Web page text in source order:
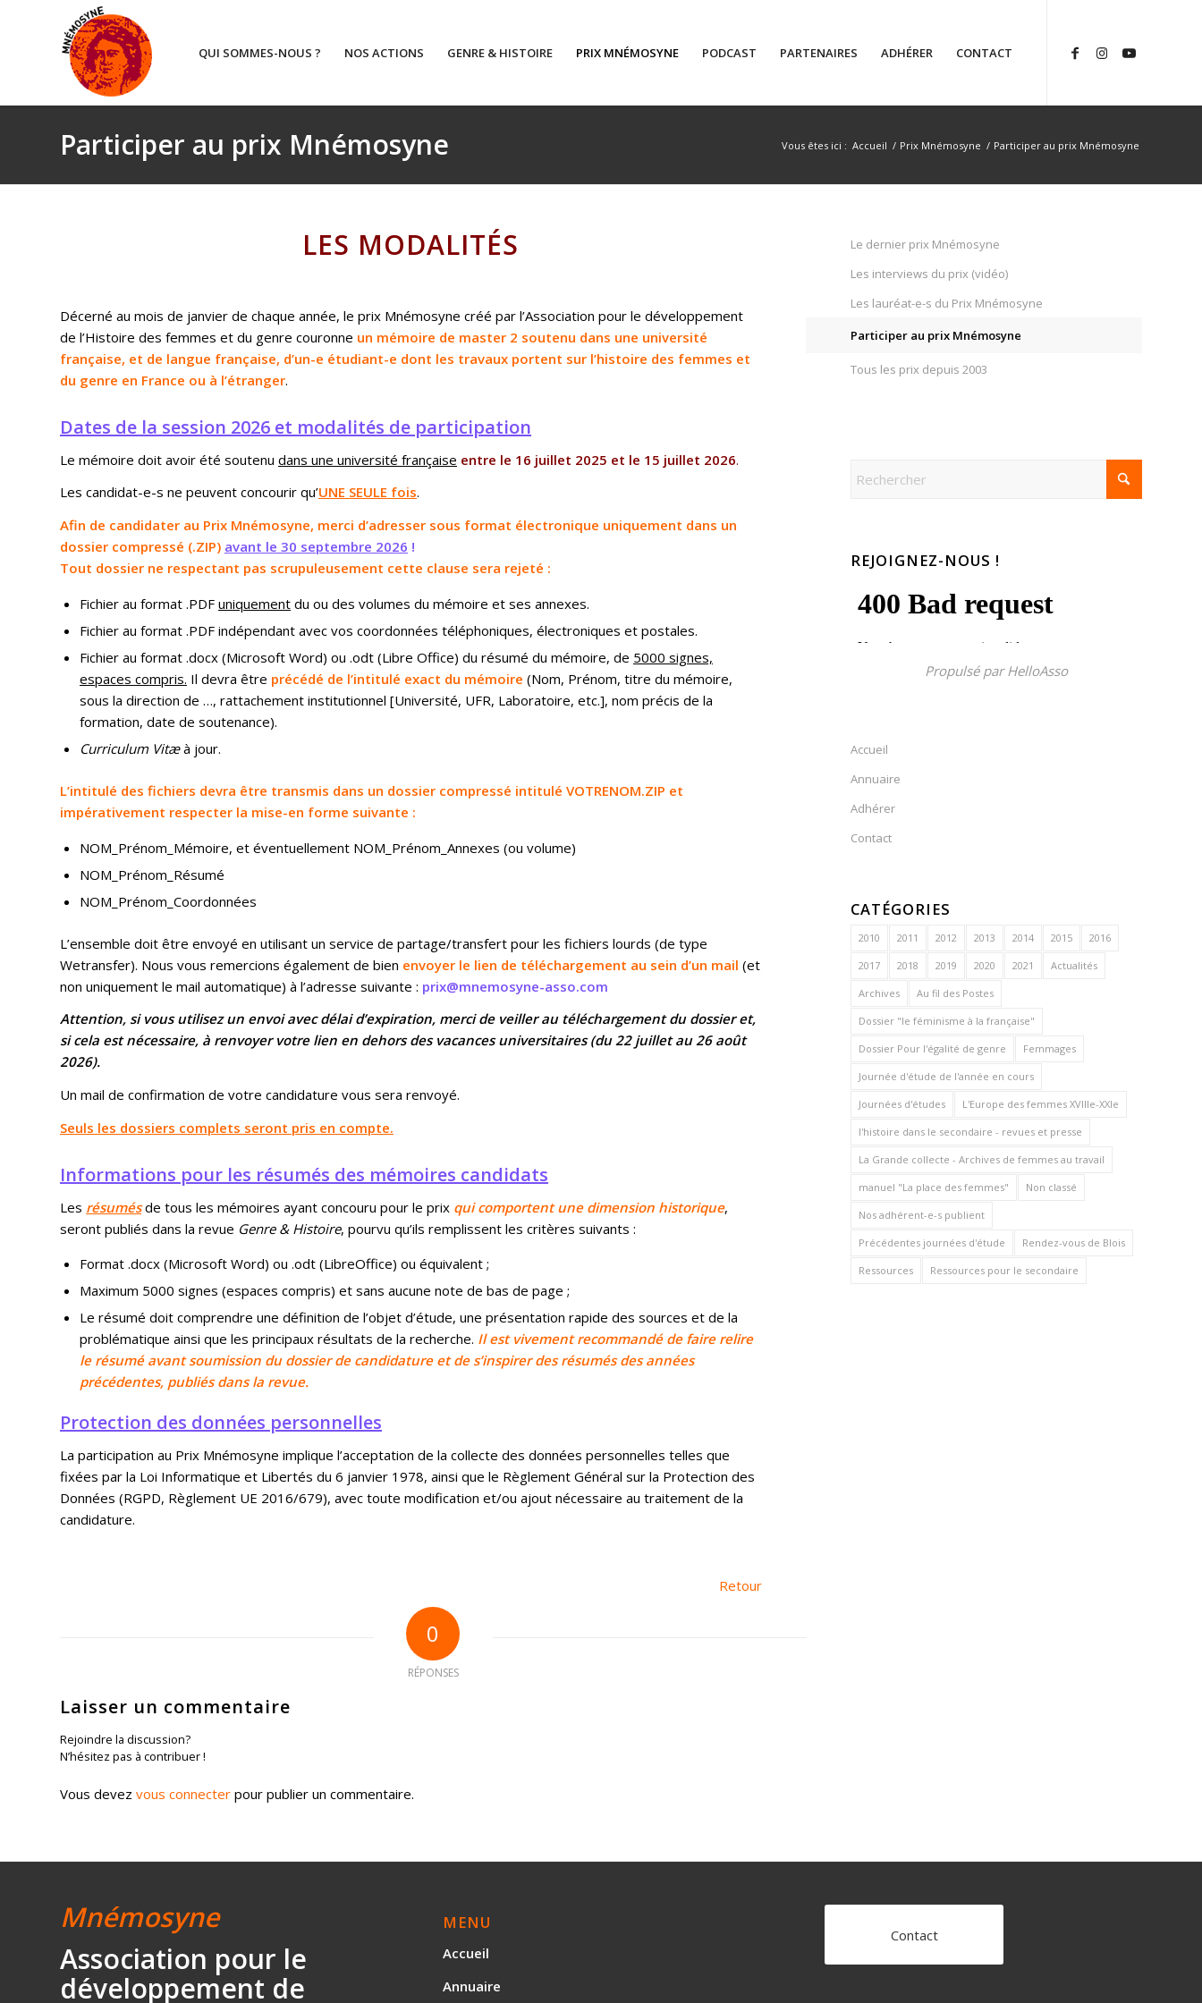
QUI SOMMES-NOUS ? NOS ACTIONS GENRE & HISTOIRE PRIX MNÉMOSYNE PODCAST PARTENAIRES ADHÉRER CONTACT
Participer au prix Mnémosyne Vous êtes ici : Accueil / Prix Mnémosyne / Participer au prix Mnémosyne
LES MODALITÉS
Décerné au mois de janvier de chaque année, le prix Mnémosyne créé par l’Association pour le développement
de l’Histoire des femmes et du genre couronne un mémoire de master 2 soutenu dans une université
française, et de langue française, d’un-e étudiant-e dont les travaux portent sur l’histoire des femmes et
du genre en France ou à l’étranger.
Dates de la session 2026 et modalités de participation
Le mémoire doit avoir été soutenu dans une université française entre le 16 juillet 2025 et le 15 juillet 2026.
Les candidat-e-s ne peuvent concourir qu’UNE SEULE fois.
Afin de candidater au Prix Mnémosyne, merci d’adresser sous format électronique uniquement dans un
dossier compressé (.ZIP) avant le 30 septembre 2026 !
Tout dossier ne respectant pas scrupuleusement cette clause sera rejeté :
Fichier au format .PDF uniquement du ou des volumes du mémoire et ses annexes.
Fichier au format .PDF indépendant avec vos coordonnées téléphoniques, électroniques et postales.
Fichier au format .docx (Microsoft Word) ou .odt (Libre Office) du résumé du mémoire, de 5000 signes,
espaces compris. Il devra être précédé de l’intitulé exact du mémoire (Nom, Prénom, titre du mémoire,
sous la direction de …, rattachement institutionnel [Université, UFR, Laboratoire, etc.], nom précis de la
formation, date de soutenance).
Curriculum Vitæà jour.
L’intitulé des fichiers devra être transmis dans un dossier compressé intitulé VOTRENOM.ZIP et
impérativement respecter la mise-en forme suivante :
NOM_Prénom_Mémoire, et éventuellement NOM_Prénom_Annexes (ou volume)
NOM_Prénom_Résumé
NOM_Prénom_Coordonnées
L’ensemble doit être envoyé en utilisant un service de partage/transfert pour les fichiers lourds (de type
Wetransfer). Nous vous remercions également de bien envoyer le lien de téléchargement au sein d’un mail (et
non uniquement le mail automatique) à l’adresse suivante : prix@mnemosyne-asso.com
Attention, si vous utilisez un envoi avec délai d’expiration, merci de veiller au téléchargement du dossier et,
si cela est nécessaire, à renvoyer votre lien en dehors des vacances universitaires (du 22 juillet au 26 août
2026).
Un mail de confirmation de votre candidature vous sera renvoyé.
Seuls les dossiers complets seront pris en compte.
Informations pour les résumés des mémoires candidats
Les résumésde tous les mémoires ayant concouru pour le prix qui comportent une dimension historique,
seront publiés dans la revue Genre & Histoire, pourvu qu’ils remplissent les critères suivants :
Format .docx (Microsoft Word) ou .odt (LibreOffice) ou équivalent ;
Maximum 5000 signes (espaces compris) et sans aucune note de bas de page ;
Le résumé doit comprendre une définition de l’objet d’étude, une présentation rapide des sources et de la
problématique ainsi que les principaux résultats de la recherche. Il est vivement recommandé de faire relire
le résumé avant soumission du dossier de candidature et de s’inspirer des résumés des années
précédentes, publiés dans la revue.
Protection des données personnelles
La participation au Prix Mnémosyne implique l’acceptation de la collecte des données personnelles telles que
fixées par la Loi Informatique et Libertés du 6 janvier 1978, ainsi que le Règlement Général sur la Protection des
Données (RGPD, Règlement UE 2016/679), avec toute modification et/ou ajout nécessaire au traitement de la
candidature.
Retour
0
RÉPONSES
Laisser un commentaire
Rejoindre la discussion?
N’hésitez pas à contribuer !
Vous devez vous connecter pour publier un commentaire.
Le dernier prix Mnémosyne
Les interviews du prix (vidéo)
Les lauréat-e-s du Prix Mnémosyne
Participer au prix Mnémosyne
Tous les prix depuis 2003
REJOIGNEZ-NOUS !
Propulsé par HelloAsso
Accueil
Annuaire
Adhérer
Contact
CATÉGORIES
2010 2011 2012 2013 2014 2015 2016
2017 2018 2019 2020 2021 Actualités
Archives Au fil des Postes
Dossier "le féminisme à la française"
Dossier Pour l'égalité de genre Femmages
Journée d'étude de l'année en cours
Journées d'études L'Europe des femmes XVIIIe-XXIe
l'histoire dans le secondaire - revues et presse
La Grande collecte - Archives de femmes au travail
manuel "La place des femmes" Non classé
Nos adhérent-e-s publient
Précédentes journées d'étude Rendez-vous de Blois
Ressources Ressources pour le secondaire
Mnémosyne
Association pour le
développement de
MENU
Accueil
Annuaire
Contact